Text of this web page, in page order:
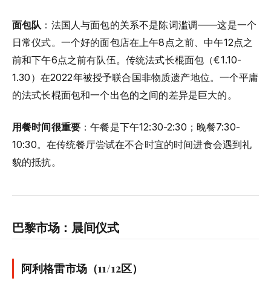
面包队 ：法国人与面包的关系不是陈词滥调——这是一个
日常仪式。一个好的面包店在上午8点之前、中午12点之
前和下午6点之前有队伍。传统法式长棍面包（€1.10-
1.30）在2022年被授予联合国非物质遗产地位。一个平庸
的法式长棍面包和一个出色的之间的差异是巨大的。
用餐时间很重要 ：午餐是下午12:30-2:30；晚餐7:30-
10:30。在传统餐厅尝试在不合时宜的时间进食会遇到礼
貌的抵抗。
巴黎市场：晨间仪式
阿利格雷市场（11/12区）